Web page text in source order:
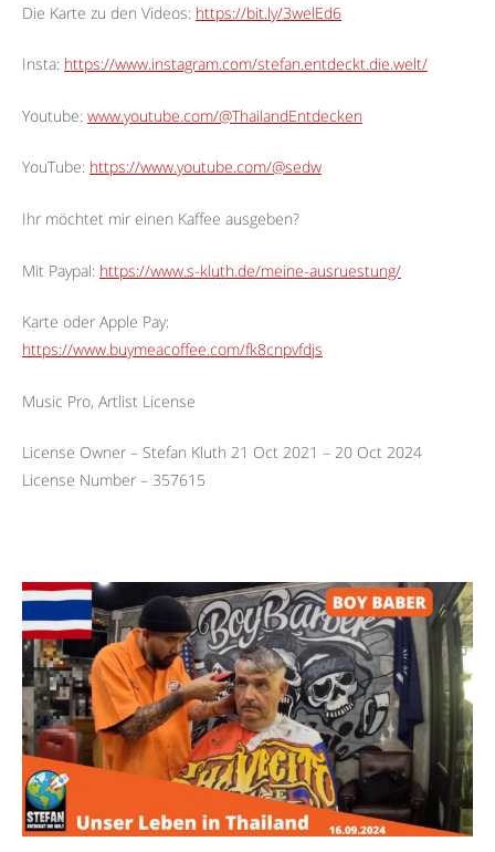
Die Karte zu den Videos: https://bit.ly/3welEd6
Insta: https://www.instagram.com/stefan.entdeckt.die.welt/
Youtube: www.youtube.com/@ThailandEntdecken
YouTube: https://www.youtube.com/@sedw
Ihr möchtet mir einen Kaffee ausgeben?
Mit Paypal: https://www.s-kluth.de/meine-ausruestung/
Karte oder Apple Pay:
https://www.buymeacoffee.com/fk8cnpvfdjs
Music Pro, Artlist License
License Owner – Stefan Kluth 21 Oct 2021 – 20 Oct 2024
License Number – 357615